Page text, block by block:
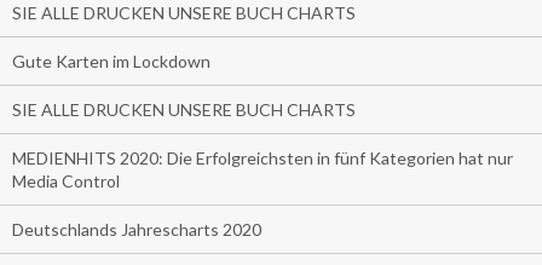
SIE ALLE DRUCKEN UNSERE BUCH CHARTS
Gute Karten im Lockdown
SIE ALLE DRUCKEN UNSERE BUCH CHARTS
MEDIENHITS 2020: Die Erfolgreichsten in fünf Kategorien hat nur
Media Control
Deutschlands Jahrescharts 2020